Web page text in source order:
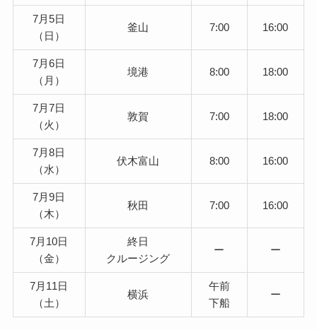
7月5日
（日）
釜山 7:00 16:00
7月6日
（月）
境港 8:00 18:00
7月7日
（火）
敦賀 7:00 18:00
7月8日
（水）
伏木富山 8:00 16:00
7月9日
（木）
秋田 7:00 16:00
7月10日
（金）
終日
クルージング
ー ー
7月11日
（土）
横浜
午前
下船
ー